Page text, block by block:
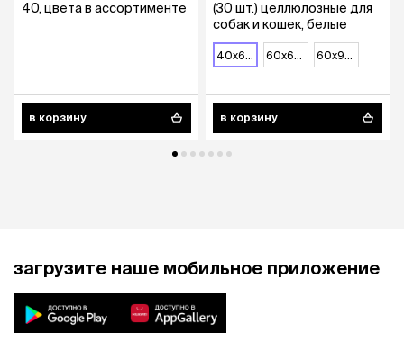
40, цвета в ассортименте
в корзину
(30 шт.) целлюлозные для
собак и кошек, белые
в корзину
загрузите наше мобильное приложение